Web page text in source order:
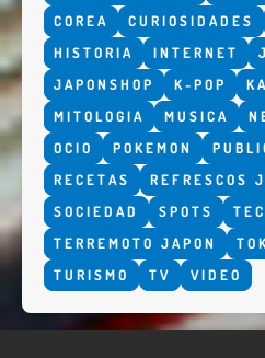
COREA
CURIOSIDADES
HISTORIA
INTERNET
JAPONSHOP
K-POP
MITOLOGIA
MUSICA
OCIO
POKEMON
RECETAS
REFRESCOS
SOCIEDAD
SPOTS
TERREMOTO JAPON
TURISMO
TV VIDEO